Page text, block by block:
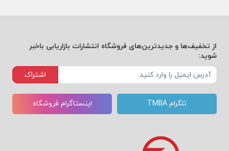
از تخفیف‌ها و جدیدترین‌های فروشگاه انتشارات بازاریابی باخبر
شوید:
اشتراک
تلگرام TMBA اینستاگرام فروشگاه